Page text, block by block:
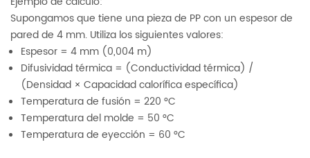
Supongamos que tiene una pieza de PP con un espesor de
pared de 4 mm. Utiliza los siguientes valores:
Espesor = 4 mm (0,004 m)
Difusividad térmica = (Conductividad térmica) /
(Densidad × Capacidad calorífica específica)
Temperatura de fusión = 220 °C
Temperatura del molde = 50 °C
Temperatura de eyección = 60 °C